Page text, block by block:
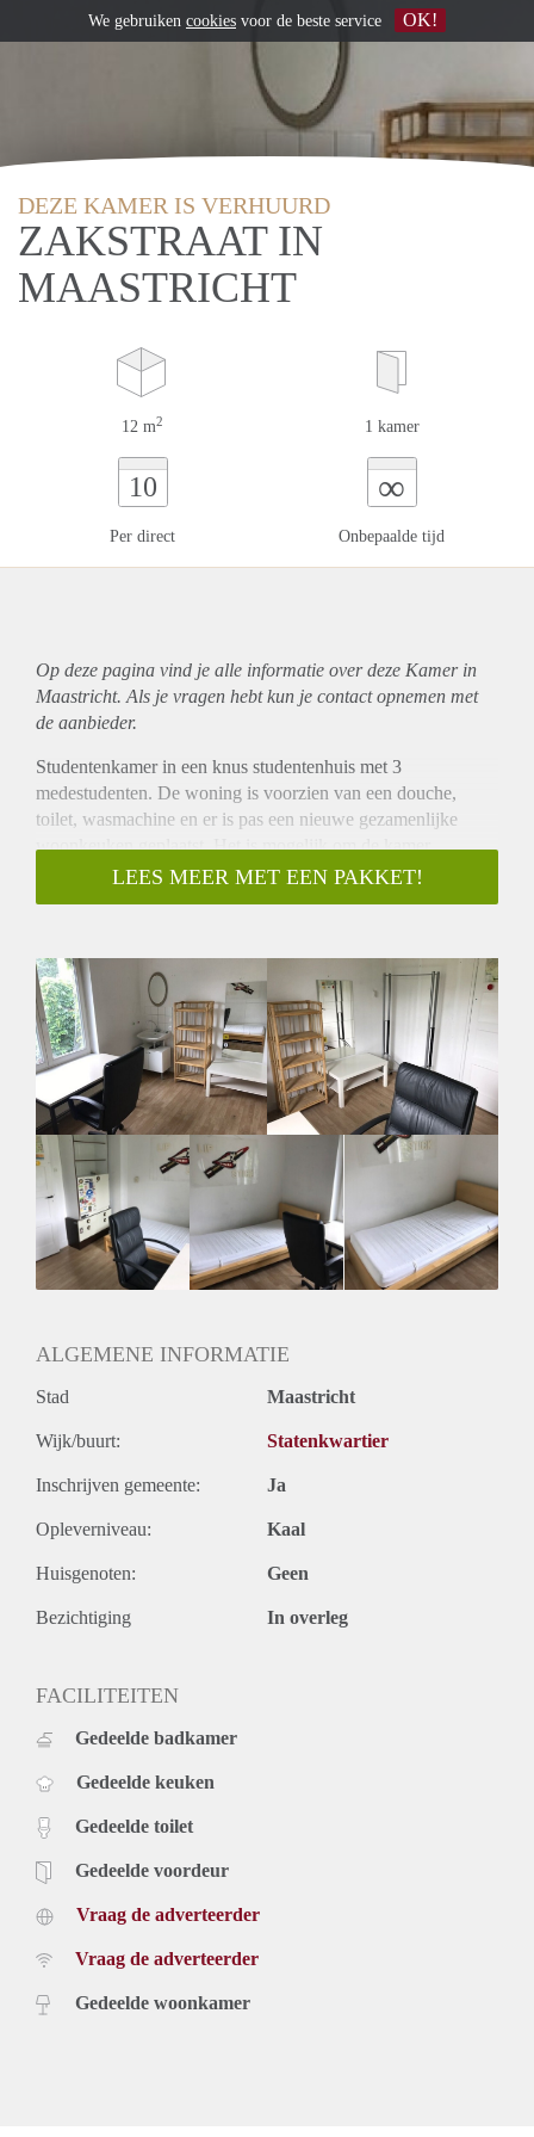
DEZE KAMER IS VERHUURD
ZAKSTRAAT IN
MAASTRICHT
12 m2 1 kamer
10
Per direct
∞
Onbepaalde tijd
Op deze pagina vind je alle informatie over deze Kamer in
Maastricht. Als je vragen hebt kun je contact opnemen met
de aanbieder.
Studentenkamer in een knus studentenhuis met 3
medestudenten. De woning is voorzien van een douche,
toilet, wasmachine en er is pas een nieuwe gezamenlijke
woonkeuken geplaatst. Het is mogelijk om de kamer
gemeubileerd te huren.
De kamer is 12m² en beschikt over een mooie laminaat vloer
In de woning zijn een douche en toilet aanwezig en er is een
nieuwe gezamenlijke leefkeuken.
Een mooie studentenkomer op een TOP locatie in het
centrum, dicht bij de Hogescholen en Universiteiten.
Mooie studentenkamer op 5 minuten loopafstand van het
vrijthof in Maastricht.
LEES MEER MET EEN PAKKET!
ALGEMENE INFORMATIE
Stad Maastricht
Wijk/buurt: Statenkwartier
Inschrijven gemeente: Ja
Opleverniveau: Kaal
Huisgenoten: Geen
Bezichtiging In overleg
FACILITEITEN
Gedeelde badkamer
Gedeelde keuken
Gedeelde toilet
Gedeelde voordeur
Vraag de adverteerder
Vraag de adverteerder
Gedeelde woonkamer
We gebruiken cookies voor de beste service OK!